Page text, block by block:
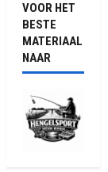
VOOR HET
BESTE
MATERIAAL
NAAR